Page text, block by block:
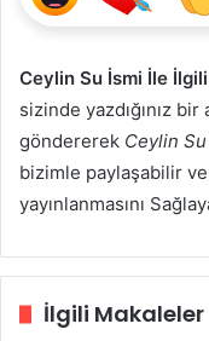
Ceylin Su İsmi İle
sizinde yazdığınız
göndererek Ceylin
bizimle paylaşabilir
yayınlanmasını
İlgili Makaleler